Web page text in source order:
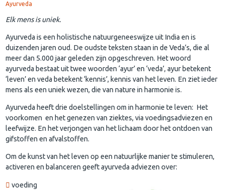
Ayurveda
Elk mens is uniek.
Ayurveda is een holistische natuurgeneeswijze uit India en is
duizenden jaren oud. De oudste teksten staan in de Veda’s, die al
meer dan 5.000 jaar geleden zijn opgeschreven. Het woord
ayurveda bestaat uit twee woorden ‘ayur’ en ‘veda’, ayur betekent
‘leven’ en veda betekent ‘kennis’, kennis van het leven. En ziet ieder
mens als een uniek wezen, die van nature in harmonie is.
Ayurveda heeft drie doelstellingen om in harmonie te leven: Het
voorkomen en het genezen van ziektes, via voedingsadviezen en
leefwijze. En het verjongen van het lichaam door het ontdoen van
gifstoffen en afvalstoffen.
Om de kunst van het leven op een natuurlijke manier te stimuleren,
activeren en balanceren geeft ayurveda adviezen over:
voeding